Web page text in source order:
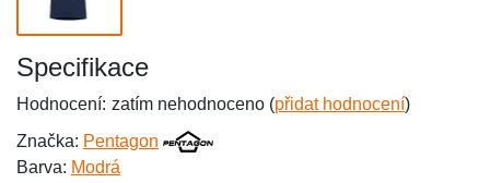
Specifikace
Hodnocení: zatím nehodnoceno (přidat hodnocení)
Značka: Pentagon
Barva: Modrá